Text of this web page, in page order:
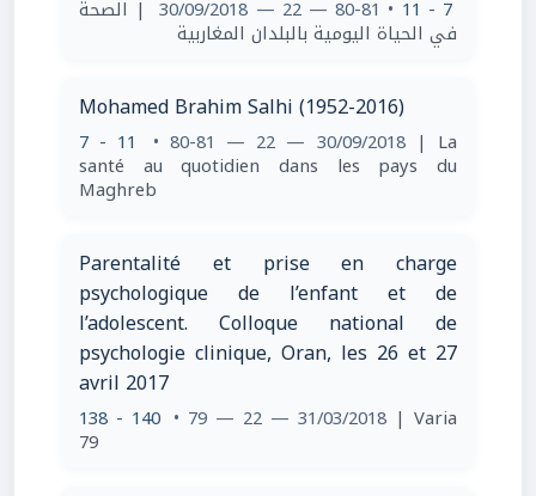
7 - 11
• 80-81 — 22 — 30/09/2018 | الصحة
في الحياة اليومية بالبلدان المغاربية
Mohamed Brahim Salhi (1952-2016)
7 - 11 • 80-81 — 22 — 30/09/2018 | La
santé au quotidien dans les pays du
Maghreb
Parentalité et prise en charge
psychologique de l’enfant et de
l’adolescent. Colloque national de
psychologie clinique, Oran, les 26 et 27
avril 2017
138 - 140 • 79 — 22 — 31/03/2018 | Varia
79